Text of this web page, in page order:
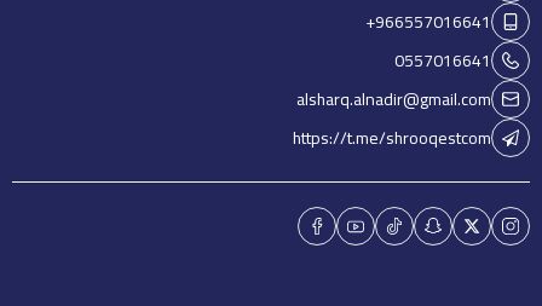
+966557016641
0557016641
alsharq.alnadir@gmail.com
https://t.me/shrooqestcom